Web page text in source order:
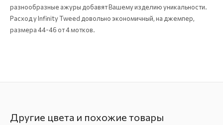
разнообразные ажуры добавят Вашему изделию уникальности.
Расход у Infinity Tweed довольно экономичный, на джемпер,
размера 44-46 от 4 мотков.
Другие цвета и похожие товары